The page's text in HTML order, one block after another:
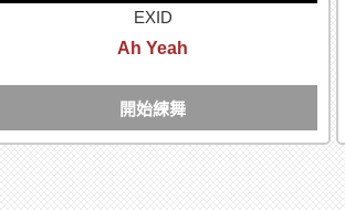
EXID
Ah Yeah
開始練舞